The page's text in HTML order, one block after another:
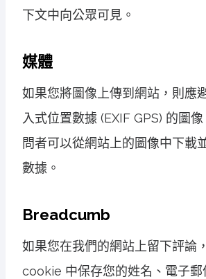
下文中向公眾可​​見。
媒體
如果您將圖像上傳到網站，則應
入式位置數據 (EXIF GPS) 的圖
問者可以從網站上的圖像中下載
數據。
Breadcumb
如果您在我們的網站上留下評論
cookie 中保存您的姓名、電子郵